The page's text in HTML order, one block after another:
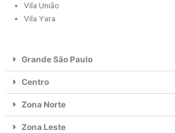
Vila União
Vila Yara
Grande São Paulo
Centro
Zona Norte
Zona Leste